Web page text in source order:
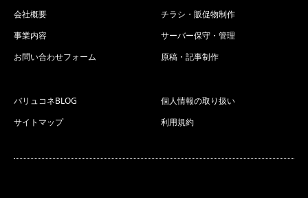
会社概要
事業内容
お問い合わせフォーム
チラシ・販促物制作
サーバー保守・管理
原稿・記事制作
バリュコネBLOG
サイトマップ
個人情報の取り扱い
利用規約